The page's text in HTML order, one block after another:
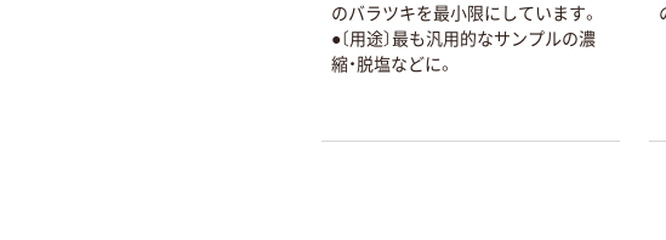
のバラツキを最小限にしています。
●〔用途〕最も汎用的なサンプルの濃
縮・脱塩などに。